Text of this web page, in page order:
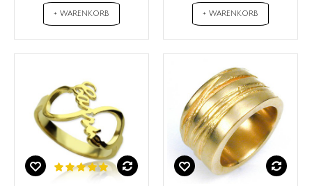
+ WARENKORB + WARENKORB